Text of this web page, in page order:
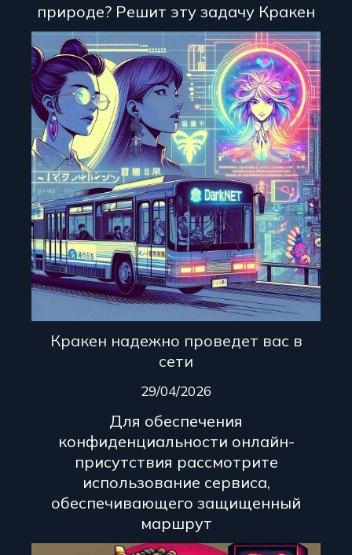
природе? Решит эту задачу Кракен
Кракен надежно проведет вас в
сети
29/04/2026
Для обеспечения
конфиденциальности онлайн-
присутствия рассмотрите
использование сервиса,
обеспечивающего защищенный
маршрут